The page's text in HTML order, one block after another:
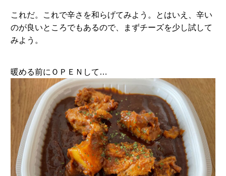
これだ。これで辛さを和らげてみよう。とはいえ、辛い
のが良いところでもあるので、まずチーズを少し試して
みよう。
暖める前にＯＰＥＮして…